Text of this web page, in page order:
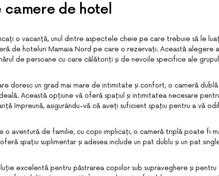
camere de hotel
o vacanță, unul dintre aspectele cheie pe care trebuie să le
de hoteluri Mamaia Nord pe care o rezervați. Această alegere
de persoane cu care călătoriți și de nevoile specifice ale
doresc un grad mai mare de intimitate și confort, o cameră
Această opțiune vă oferă spațiul și intimitatea necesare
împreună, asigurându-vă că aveți suficient spațiu pentru a vă
o aventură de familie, cu copii implicați, o cameră triplă poate fi
spațiu suplimentar și adesea include un pat dublu și un pat
excelentă pentru păstrarea copiilor sub supraveghere și pentru